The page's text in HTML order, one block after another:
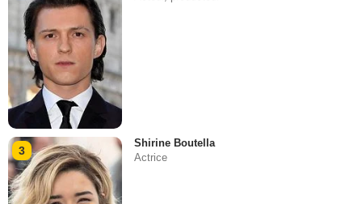
3
Shirine Boutella
Actrice